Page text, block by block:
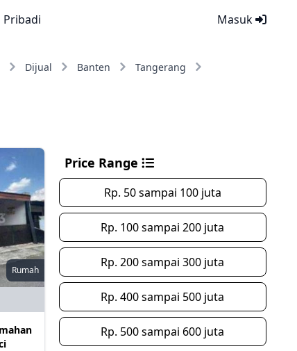
Masuk
Pribadi
Dijual Banten
Tangerang
Rumah
Price Range
Rp. 50 sampai 100 juta
Rp. 100 sampai 200 juta
Rp. 200 sampai 300 juta
Rp. 400 sampai 500 juta
Rp. 500 sampai 600 juta